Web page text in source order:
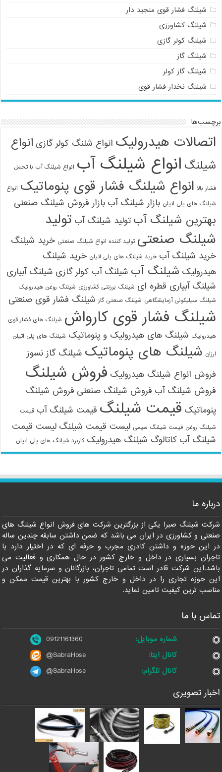
شیلنگ فشار قوی منجید دار
شیلنگ کشاورزی
شیلنگ کولر گازی
شیلنگ گاز
شیلنگ گاز کولر
شیلنگ نخدار فشار قوی
برچسب‌ها
اتصالات هیدرولیک انواع شلنگ کولر گازی انواع
شیلنگ انواع شیلنگ آب انواع شیلنگ آب با تحمل
فشار بالا انواع شیلنگ فشار قوی پنوماتیک انواع
شیلنگ های پلی اتیلن بازار شیلنگ آب بازار فروش شیلنگ صنعتی
بهترین شیلنگ آب تولید شیلنگ آب تولید
شیلنگ صنعتی تولید کننده انواع شیلنگ صنعتی خرید شیلنگ
خرید شیلنگ آب خرید شیلنگ های پلی اتیلن خرید شیلنگ
هیدرولیک شیلنگ آب شیلنگ آب کولر گازی شیلنگ آبیاری
شیلنگ آبیاری قطره ای شیلنگ برزنتی کشاورزی شیلنگ روغن هیدرولیک
شیلنگ سیلیکونی آزمایشگاهی شیلنگ صنعتی گاز شیلنگ فشار قوی صنعتی
شیلنگ فشار قوی کارواش شیلنگ های فشار قوی
هیدرولیک شیلنگ های هیدرولیک و پنوماتیک شیلنگ های پلی اتیلن
ارزان شیلنگ های پنوماتیک شیلنگ گاز نسوز
فروش انواع شیلنگ هیدرولیک فروش شیلنگ
فروش شیلنگ آب فروش شیلنگ صنعتی فروش شیلنگ
پنوماتیک قیمت شیلنگ قیمت شیلنگ آب قیمت
شیلنگ روغن قیمت شیلنگ سیمی لیست قیمت شیلنگ لیست قیمت
شیلنگ آب کاتالوگ شیلنگ هیدرولیک کاربرد شیلنگ های پلی اتیلن
درباره ما
شرکت شیلنگ صبرا یکی از بزرگترین شرکت های فروش انواع شیلنگ های
صنعتی و کشاورزی در ایران می باشد که ضمن داشتن سابقه چندین ساله
در این حوزه و داشتن کادری مجرب و حرفه ای که در اختیار دارد با
تاجران بسیاری در داخل و خارج کشور در حال همکاری و فعالیت می
باشد.این شرکت قادر است تمامی تاجران، بازرگانان و سرمایه گذاران در
این حوزه تجاری را در داخل و خارج کشور با بهترین قیمت ممکن و
مناسب ترین کیفیت تامین نماید.
تماس با ما
شماره موبایل:
09121161360
کانال ایتا:
@SabraHose
کانال تلگرام:
@SabraHose
اخبار تصویری